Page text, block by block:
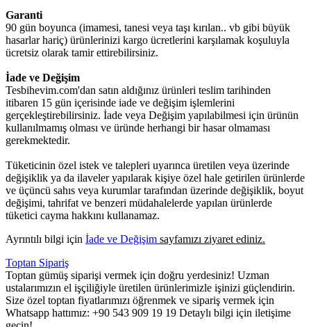
Garanti
90 gün boyunca (imamesi, tanesi veya taşı kırılan.. vb gibi büyük
hasarlar hariç) ürünlerinizi kargo ücretlerini karşılamak koşuluyla
ücretsiz olarak tamir ettirebilirsiniz.
İade ve Değişim
Tesbihevim.com'dan satın aldığınız ürünleri teslim tarihinden
itibaren 15 gün içerisinde iade ve değişim işlemlerini
gerçekleştirebilirsiniz. İade veya Değişim yapılabilmesi için ürünün
kullanılmamış olması ve üründe herhangi bir hasar olmaması
gerekmektedir.
Tüketicinin özel istek ve talepleri uyarınca üretilen veya üzerinde
değişiklik ya da ilaveler yapılarak kişiye özel hale getirilen ürünlerde
ve üçüncü sahıs veya kurumlar tarafından üzerinde değişiklik, boyut
değişimi, tahrifat ve benzeri müdahalelerde yapılan ürünlerde
tüketici cayma hakkını kullanamaz.
Ayrıntılı bilgi için İade ve Değişim sayfamızı ziyaret ediniz.
Toptan Sipariş
Toptan gümüş siparişi vermek için doğru yerdesiniz! Uzman
ustalarımızın el işçiliğiyle üretilen ürünlerimizle işinizi güçlendirin.
Size özel toptan fiyatlarımızı öğrenmek ve sipariş vermek için
Whatsapp hattımız: +90 543 909 19 19 Detaylı bilgi için iletişime